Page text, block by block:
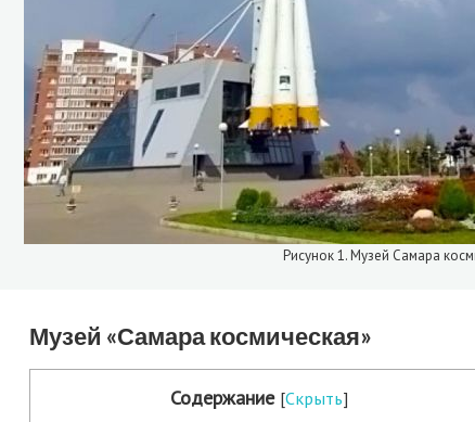
Рисунок 1. Музей Самара
Музей «Самара космическая»
Содержание [Скрыть]